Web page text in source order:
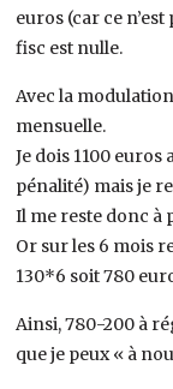
euros (car ce
fisc est nulle.
Avec la
mensuelle.
Je dois 1100
pénalité) mais je
Il me reste donc à
Or sur les 6 mois
130*6 soit 780
Ainsi, 780-200 à
que je peux « à